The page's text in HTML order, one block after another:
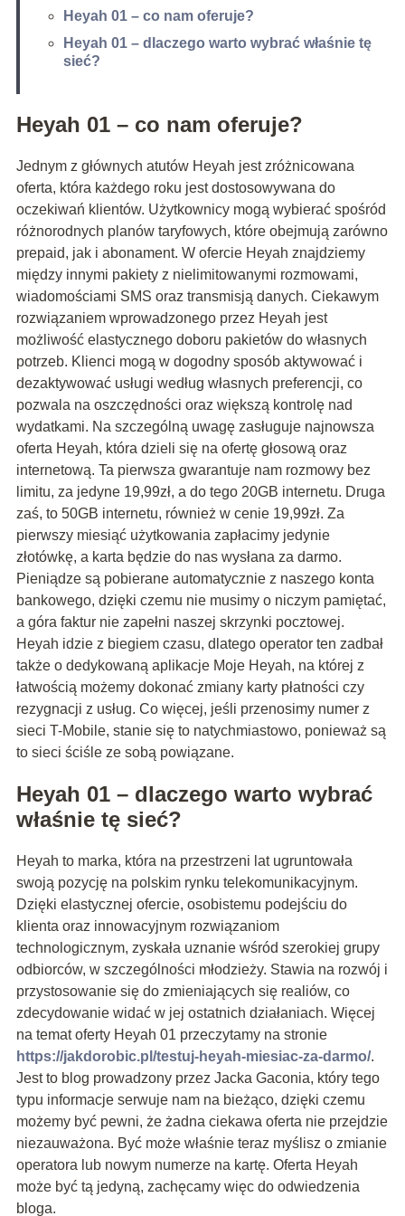
Heyah 01 – co nam oferuje?
Heyah 01 – dlaczego warto wybrać właśnie tę
sieć?
Heyah 01 – co nam oferuje?
Jednym z głównych atutów Heyah jest zróżnicowana
oferta, która każdego roku jest dostosowywana do
oczekiwań klientów. Użytkownicy mogą wybierać spośród
różnorodnych planów taryfowych, które obejmują zarówno
prepaid, jak i abonament. W ofercie Heyah znajdziemy
między innymi pakiety z nielimitowanymi rozmowami,
wiadomościami SMS oraz transmisją danych. Ciekawym
rozwiązaniem wprowadzonego przez Heyah jest
możliwość elastycznego doboru pakietów do własnych
potrzeb. Klienci mogą w dogodny sposób aktywować i
dezaktywować usługi według własnych preferencji, co
pozwala na oszczędności oraz większą kontrolę nad
wydatkami. Na szczególną uwagę zasługuje najnowsza
oferta Heyah, która dzieli się na ofertę głosową oraz
internetową. Ta pierwsza gwarantuje nam rozmowy bez
limitu, za jedyne 19,99zł, a do tego 20GB internetu. Druga
zaś, to 50GB internetu, również w cenie 19,99zł. Za
pierwszy miesiąć użytkowania zapłacimy jedynie
złotówkę, a karta będzie do nas wysłana za darmo.
Pieniądze są pobierane automatycznie z naszego konta
bankowego, dzięki czemu nie musimy o niczym pamiętać,
a góra faktur nie zapełni naszej skrzynki pocztowej.
Heyah idzie z biegiem czasu, dlatego operator ten zadbał
także o dedykowaną aplikacje Moje Heyah, na której z
łatwością możemy dokonać zmiany karty płatności czy
rezygnacji z usług. Co więcej, jeśli przenosimy numer z
sieci T-Mobile, stanie się to natychmiastowo, ponieważ są
to sieci ściśle ze sobą powiązane.
Heyah 01 – dlaczego warto wybrać
właśnie tę sieć?
Heyah to marka, która na przestrzeni lat ugruntowała
swoją pozycję na polskim rynku telekomunikacyjnym.
Dzięki elastycznej ofercie, osobistemu podejściu do
klienta oraz innowacyjnym rozwiązaniom
technologicznym, zyskała uznanie wśród szerokiej grupy
odbiorców, w szczególności młodzieży. Stawia na rozwój i
przystosowanie się do zmieniających się realiów, co
zdecydowanie widać w jej ostatnich działaniach. Więcej
na temat oferty Heyah 01 przeczytamy na stronie
https://jakdorobic.pl/testuj-heyah-miesiac-za-darmo/.
Jest to blog prowadzony przez Jacka Gaconia, który tego
typu informacje serwuje nam na bieżąco, dzięki czemu
możemy być pewni, że żadna ciekawa oferta nie przejdzie
niezauważona. Być może właśnie teraz myślisz o zmianie
operatora lub nowym numerze na kartę. Oferta Heyah
może być tą jedyną, zachęcamy więc do odwiedzenia
bloga.